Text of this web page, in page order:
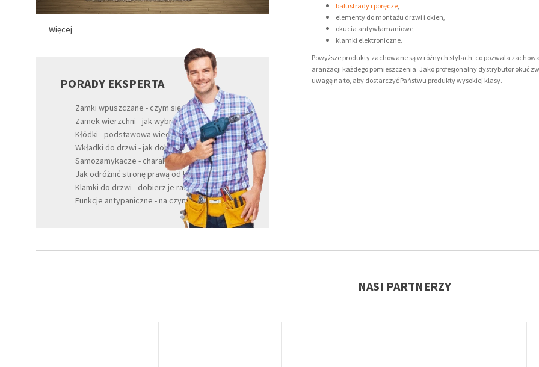
Więcej
PORADY EKSPERTA
Zamki wpuszczane - czym się kierować?
Zamek wierzchni - jak wybrać najlepszy?
Kłódki - podstawowa wiedza
Wkładki do drzwi - jak dobrać?
Samozamykacze - charakterystyka
Jak odróżnić stronę prawą od lewej?
Klamki do drzwi - dobierz je razem z nami
Funkcje antypaniczne - na czym polegają?
balustrady i poręcze
elementy do montażu drzwi i okien,
okucia antywłamaniowe,
klamki elektroniczne.
Powyższe produkty zachowane są w różnych stylach, co pozwala
aranżacji każdego pomieszczenia. Jako profesjonalny dystrybutor okuć
uwagę na to, aby dostarczyć Państwu produkty wysokiej klasy.
NASI PARTNERZY